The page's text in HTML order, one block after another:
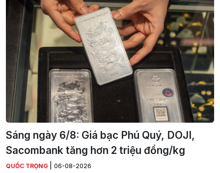
Sáng ngày 6/8: Giá bạc Phú Quý, DOJI,
Sacombank tăng hơn 2 triệu đồng/kg
QUỐC TRỌNG 06-08-2026